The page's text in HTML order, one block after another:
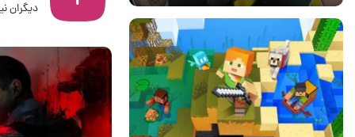
دیگران